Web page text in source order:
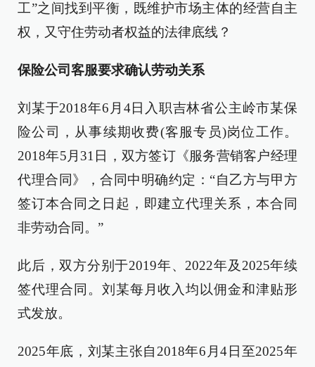
工”之间找到平衡，既维护市场主体的经营自主
权，又守住劳动者权益的法律底线？
保险公司客服要求确认劳动关系
刘某于2018年6月4日入职吉林省公主岭市某保
险公司，从事续期收费(客服专员)岗位工作。
2018年5月31日，双方签订《服务营销客户经理
代理合同》，合同中明确约定：“自乙方与甲方
签订本合同之日起，即建立代理关系，本合同
非劳动合同。”
此后，双方分别于2019年、2022年及2025年续
签代理合同。刘某每月收入均以佣金和津贴形
式发放。
2025年底，刘某主张自2018年6月4日至2025年